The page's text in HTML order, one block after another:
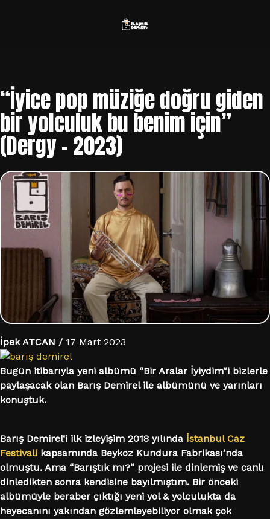
“İyice pop müziğe doğru giden
bir yolculuk bu benim için”
(Dergy – 2023)
İpek ATCAN / 17 Mart 2023
Bugün itibarıyla yeni albümü “Bir Aralar İyiydim”i bizlerle
paylaşacak olan Barış Demirel ile albümünü ve yarınları
konuştuk.
Barış Demirel‘i ilk izleyişim 2018 yılında İstanbul Caz
Festivali kapsamında Beykoz Kundura Fabrikası’nda
olmuştu. Ama “Barıştık mı?” projesi ile dinlemiş ve canlı
dinledikten sonra kendisine bayılmıştım. Bir önceki
albümüyle beraber çıktığı yeni yol & yolculukta da
heyecanını yakından gözlemleyebiliyor olmak çok